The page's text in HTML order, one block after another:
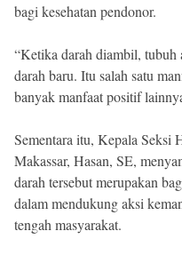
bagi kesehatan pendonor.
“Ketika darah diambil, tubuh
darah baru. Itu salah satu
banyak manfaat positif
Sementara itu, Kepala Seksi
Makassar, Hasan, SE,
darah tersebut merupakan
dalam mendukung aksi
tengah masyarakat.